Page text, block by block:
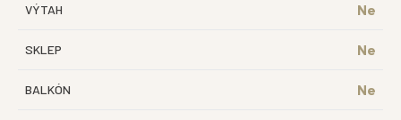
VÝTAH Ne
SKLEP Ne
BALKÓN Ne